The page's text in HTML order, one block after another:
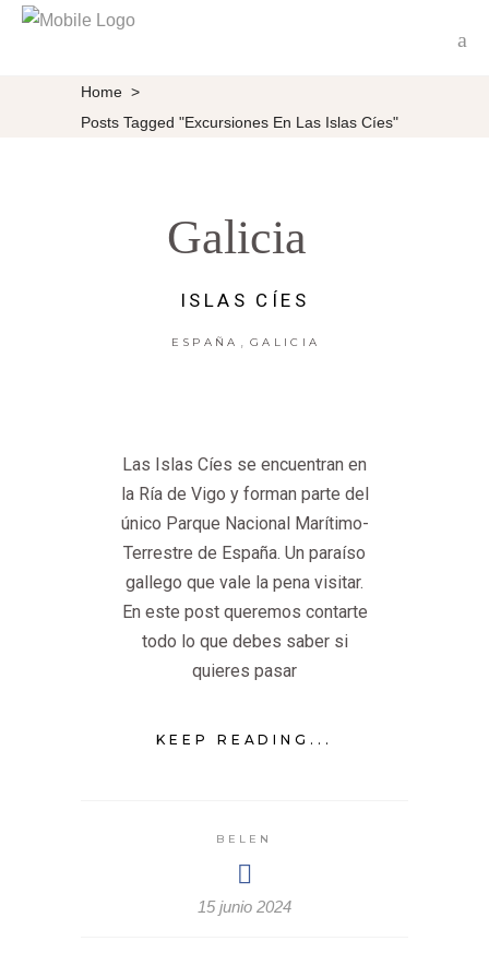
Home >
Posts Tagged "Excursiones En Las Islas Cíes"
Galicia
ISLAS CÍES
ESPAÑA GALICIA
Las Islas Cíes se encuentran en
la Ría de Vigo y forman parte del
único Parque Nacional Marítimo-
Terrestre de España. Un paraíso
gallego que vale la pena visitar.
En este post queremos contarte
todo lo que debes saber si
quieres pasar
KEEP READING...
BELEN
15 junio 2024